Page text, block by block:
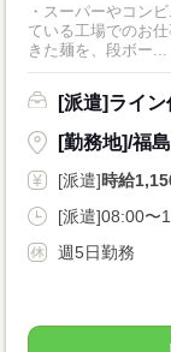
・スーパーやコン
ている工場でのお
きた麺を、段ボー...
[派遣]ライ
[勤務地]/福
[派遣]時給
[派遣]08:00〜
週5日勤務